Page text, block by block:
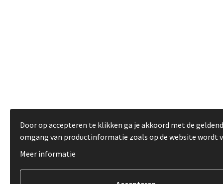
Door op accepteren te klikken ga je akkoord met de
omgang van productinformatie zoals op de website wordt
Meer informatie